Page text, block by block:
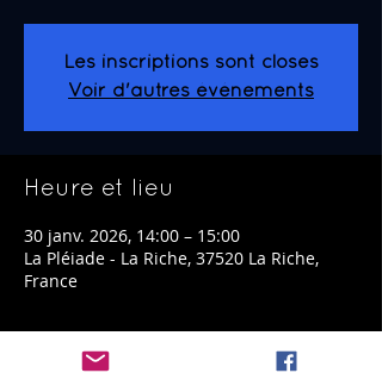
Les inscriptions sont closes
Voir d'autres événements
Heure et lieu
30 janv. 2026, 14:00 – 15:00
La Pléiade - La Riche, 37520 La Riche,
France